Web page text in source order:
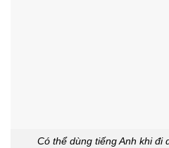
Có thể dùng tiếng Anh khi đi